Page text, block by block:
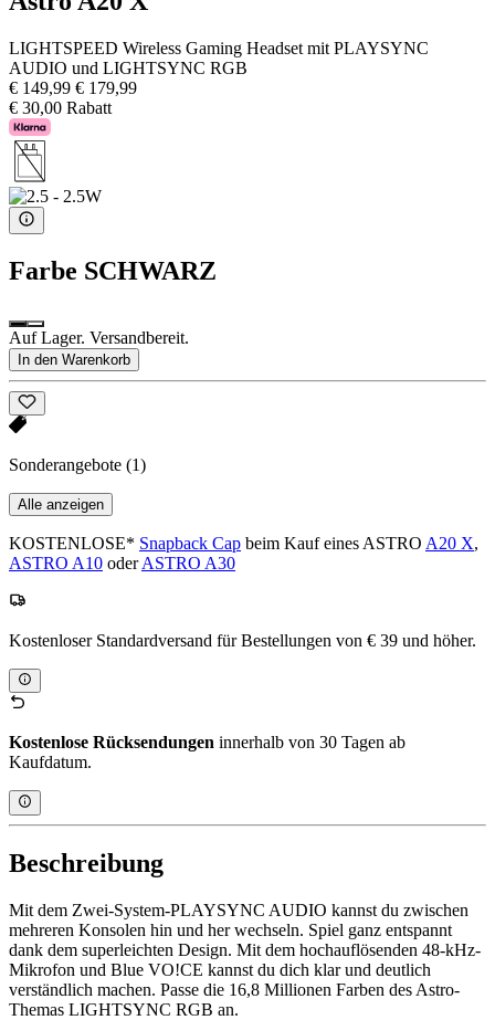
LIGHTSPEED Wireless Gaming Headset mit PLAYSYNC
AUDIO und LIGHTSYNC RGB
€ 149,99 € 179,99
€ 30,00 Rabatt
Farbe SCHWARZ
Auf Lager. Versandbereit.
In den Warenkorb
Sonderangebote (1)
Alle anzeigen
KOSTENLOSE* Snapback Cap beim Kauf eines ASTRO A20 X,
ASTRO A10 oderASTRO A30
Kostenloser Standardversand für Bestellungen von € 39 und höher.
Kostenlose Rücksendungen innerhalb von 30 Tagen ab
Kaufdatum.
Beschreibung
Mit dem Zwei-System-PLAYSYNC AUDIO kannst du zwischen
mehreren Konsolen hin und her wechseln. Spiel ganz entspannt
dank dem superleichten Design. Mit dem hochauflösenden 48-kHz-
Mikrofon und Blue VO!CE kannst du dich klar und deutlich
verständlich machen. Passe die 16,8 Millionen Farben des Astro-
Themas LIGHTSYNC RGB an.